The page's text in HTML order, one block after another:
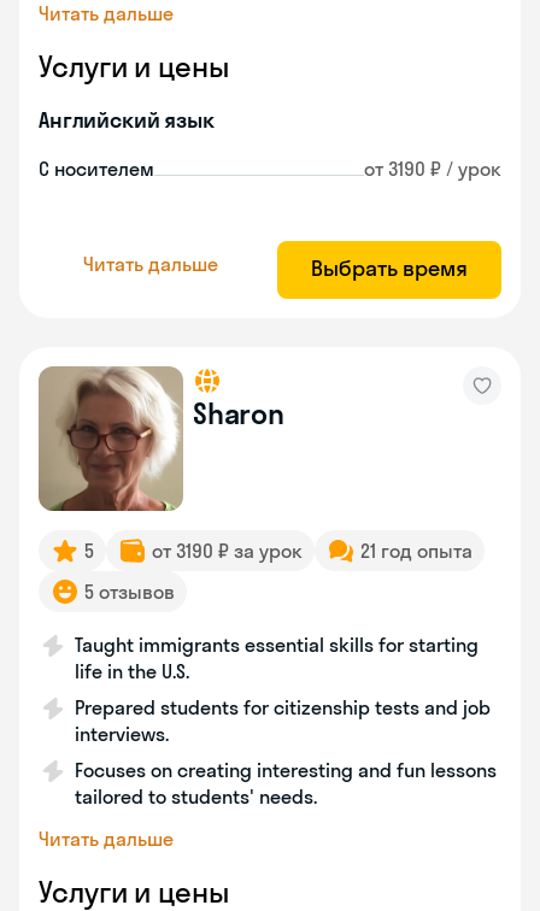
Читать дальше
Услуги и цены
Английский язык
С носителем от 3190 ₽ / урок
Читать дальше Выбрать время
Sharon
5 от 3190 ₽ за урок
21 год опыта
5 отзывов
Taught immigrants essential skills for starting
life in the U.S.
Prepared students for citizenship tests and job
interviews.
Focuses on creating interesting and fun lessons
tailored to students' needs.
Читать дальше
Услуги и цены